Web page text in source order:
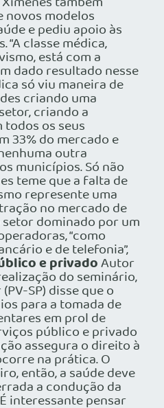
novos modelos
e pediu apoio às
classe médica,
está com a
dado resultado nesse
só viu maneira de
criando uma
criando a
os seus
33% do mercado e
outra
municípios. Só não
teme que a falta de
represente uma
no mercado de
dominado por um
“como
e de telefonia”,
e privadoAutor
do seminário,
SP) disse que o
para a tomada de
em prol de
público e privado
assegura o direito à
na prática. O
então, a saúde deve
a condução da
interessante pensar